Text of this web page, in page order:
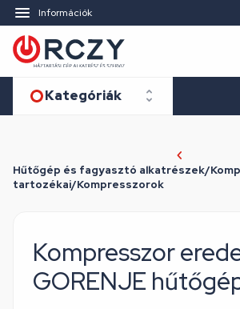
Információk
Kategóriák
Hűtőgép és fagyasztó alkatrészek/
tartozékai/Kompresszorok
Kompresszor
GORENJE